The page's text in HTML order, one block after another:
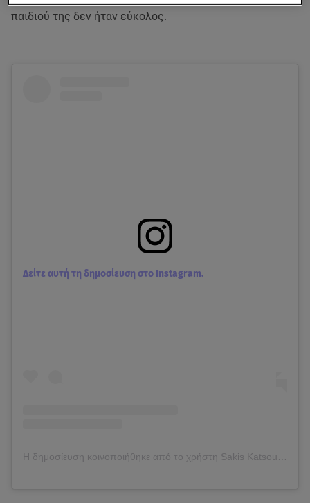
παιδιού της δεν ήταν εύκολος.
Δείτε αυτή τη δημοσίευση στο Instagram.